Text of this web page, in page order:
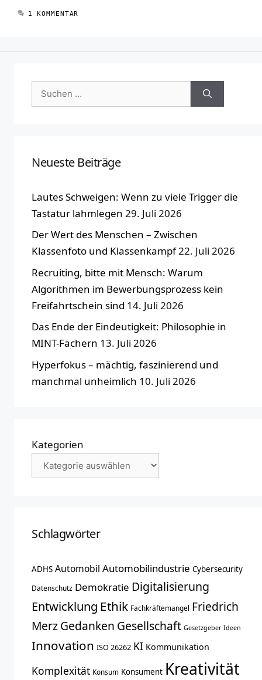
1 KOMMENTAR
Suchen
nach:
Neueste Beiträge
Lautes Schweigen: Wenn zu viele Trigger die
Tastatur lahmlegen 29. Juli 2026
Der Wert des Menschen – Zwischen
Klassenfoto und Klassenkampf22. Juli 2026
Recruiting, bitte mit Mensch: Warum
Algorithmen im Bewerbungsprozess kein
Freifahrtschein sind 14. Juli 2026
Das Ende der Eindeutigkeit: Philosophie in
MINT-Fächern 13. Juli 2026
Hyperfokus – mächtig, faszinierend und
manchmal unheimlich 10. Juli 2026
Kategorien
Schlagwörter
ADHS Automobil Automobilindustrie Cybersecurity
Datenschutz Demokratie Digitalisierung
Entwicklung Ethik Fachkräftemangel Friedrich
MerzGedanken Gesellschaft Gesetzgeber Ideen
Innovation ISO 26262 KI Kommunikation
Komplexität Konsum Konsument Kreativität